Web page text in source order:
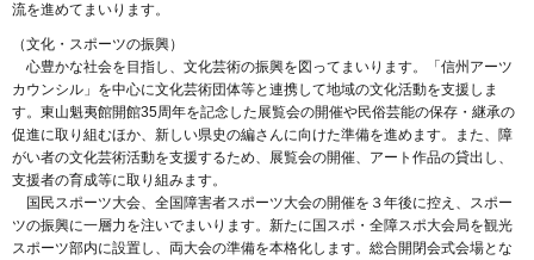
流を進めてまいります。
（文化・スポーツの振興）
心豊かな社会を目指し、文化芸術の振興を図ってまいります。「信州アーツ
カウンシル」を中心に文化芸術団体等と連携して地域の文化活動を支援しま
す。東山魁夷館開館35周年を記念した展覧会の開催や民俗芸能の保存・継承の
促進に取り組むほか、新しい県史の編さんに向けた準備を進めます。また、障
がい者の文化芸術活動を支援するため、展覧会の開催、アート作品の貸出し、
支援者の育成等に取り組みます。
国民スポーツ大会、全国障害者スポーツ大会の開催を３年後に控え、スポー
ツの振興に一層力を注いでまいります。新たに国スポ・全障スポ大会局を観光
スポーツ部内に設置し、両大会の準備を本格化します。総合開閉会式会場とな